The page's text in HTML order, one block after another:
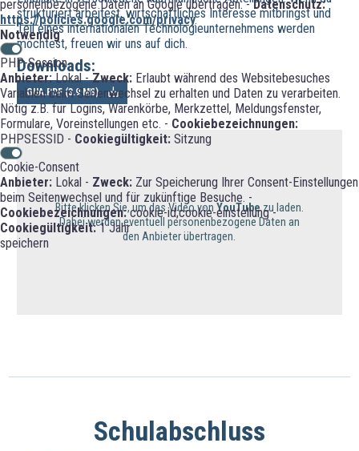
personenbezogene Daten an Google übertragen. -Datenschutz:
https://policies.google.com/privacy
Notwendig
PHP-Session
Anbieter:Lokal -Zweck: Erlaubt während des Websitebesuches
Variablen beim Seitenwechsel zu erhalten und Daten zu verarbeiten.
Nötig z.B. für Logins, Warenkörbe, Merkzettel, Meldungsfenster,
Formulare, Voreinstellungen etc. - Cookiebezeichnungen:
PHPSESSID - Cookiegültigkeit: Sitzung
Cookie-Consent
Anbieter: Lokal - Zweck: Zur Speicherung Ihrer Consent-Einstellungen
beim Seitenwechsel und für zukünftige Besuche. -
Cookiebezeichnungen:cookie-id;cookie-einstellung -
Cookiegültigkeit:1 Jahr
speichern
strukturiert arbeitest, wirtschaftliches Interesse mitbringst und
Teil eines internationalen Technologieunternehmens werden
möchtest, freuen wir uns auf dich.
Downloads:
GUA.PDF (3.9 MB)
Bitte klicken Sie, um das Video von YouTubezu laden.
Dabei werden eventuell personenbezogene Daten an
den Anbieter übertragen.
Schulabschluss